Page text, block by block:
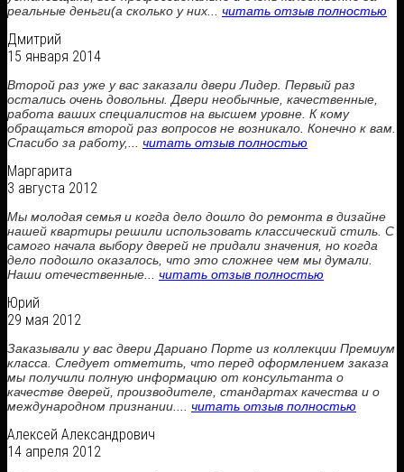
реальные деньги(а сколько у них... читать отзыв полностью
Дмитрий
15 января 2014
Второй раз уже у вас заказали двери Лидер. Первый раз
остались очень довольны. Двери необычные, качественные,
работа ваших специалистов на высшем уровне. К кому
обращаться второй раз вопросов не возникало. Конечно к вам.
Спасибо за работу,... читать отзыв полностью
Маргарита
3 августа 2012
Мы молодая семья и когда дело дошло до ремонта в дизайне
нашей квартиры решили использовать классический стиль. С
самого начала выбору дверей не придали значения, но когда
дело подошло оказалось, что это сложнее чем мы думали.
Наши отечественные... читать отзыв полностью
Юрий
29 мая 2012
Заказывали у вас двери Дариано Порте из коллекции Премиум
класса. Следует отметить, что перед оформлением заказа
мы получили полную информацию от консультанта о
качестве дверей, производителе, стандартах качества и о
международном признании.... читать отзыв полностью
Алексей Александрович
14 апреля 2012